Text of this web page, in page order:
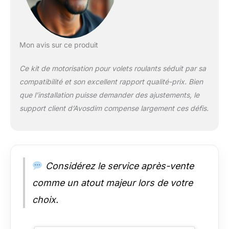
Mon avis sur ce produit
Ce kit de motorisation pour volets roulants séduit par sa
compatibilité et son excellent rapport qualité-prix. Bien
que l’installation puisse demander des ajustements, le
support client d’Avosdim compense largement ces défis.
Considérez le service après-vente
comme un atout majeur lors de votre
choix.